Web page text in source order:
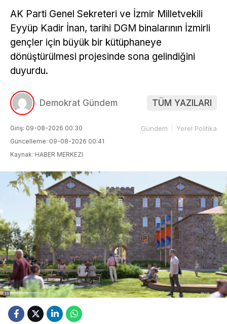
AK Parti Genel Sekreteri ve İzmir Milletvekili
Eyyüp Kadir İnan, tarihi DGM binalarının İzmirli
gençler için büyük bir kütüphaneye
dönüştürülmesi projesinde sona gelindiğini
duyurdu.
Demokrat Gündem TÜM YAZILARI
Giriş: 09-08-2026 00:30
Güncelleme: 09-08-2026 00:41
Kaynak: HABER MERKEZI
Gündem Yerel Politika